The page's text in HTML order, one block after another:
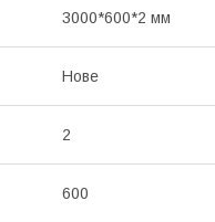
3000*600*2 мм
Нове
2
600